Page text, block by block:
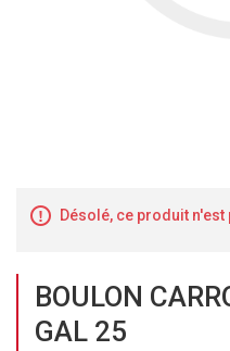
Désolé, ce produit
BOULON
GAL 25